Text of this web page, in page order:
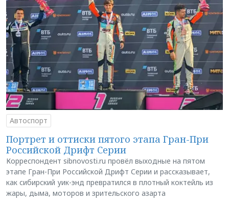
Автоспорт
Портрет и оттиски пятого этапа Гран-При
Российской Дрифт Серии
Корреспондент sibnovosti.ru провёл выходные на пятом
этапе Гран-При Российской Дрифт Серии и рассказывает,
как сибирский уик-энд превратился в плотный коктейль из
жары, дыма, моторов и зрительского азарта